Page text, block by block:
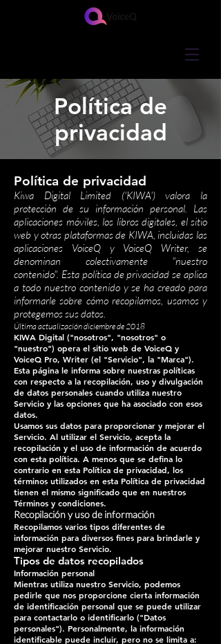
Política de
privacidad
Política de privacidad
Kiwa Digital Limited ('KIWA') valora la
protección de su información personal. Las
aplicaciones móviles, los libros digitales, el sitio
web y otras plataformas de KIWA, incluidas las
aplicaciones VoiceQ y VoiceQ Writer, se
denominan colectivamente "nuestro
contenido". Esta política de privacidad se aplica
a todo nuestro contenido y se ha creado para
informarle sobre cómo recopilamos, usamos y
protegemos sus datos.
Última actualización diciembre de 2018
KIWA Digital ("nosotros", "nosotros" o
"nuestro") opera el sitio web de VoiceQ y
VoiceQ Pro, Writer (el "Servicio", la "Marca").
Esta página le informa sobre nuestras políticas
con respecto a la recopilación, uso y divulgación
de datos personales cuando utiliza nuestro
Servicio y las opciones que ha asociado con esos
datos.
Usamos sus datos para proporcionar y mejorar el
Servicio. Al utilizar el Servicio, acepta la
recopilación y el uso de información de acuerdo
con esta política. A menos que se defina lo
contrario en esta Política de privacidad, los
términos utilizados en esta Política de privacidad
tienen el mismo significado que en nuestros
Términos y condiciones.
Recopilación y uso de información
Recopilamos varios tipos diferentes de
información para diversos fines para brindarle y
mejorar nuestro Servicio.
Tipos de datos recopilados
Información personal
Mientras utiliza nuestro Servicio, podemos
pedirle que nos proporcione cierta información
de identificación personal que se puede utilizar
para contactarlo o identificarlo ("Datos
personales"). Personalmente, la información
identificable puede incluir, pero no se limita a: